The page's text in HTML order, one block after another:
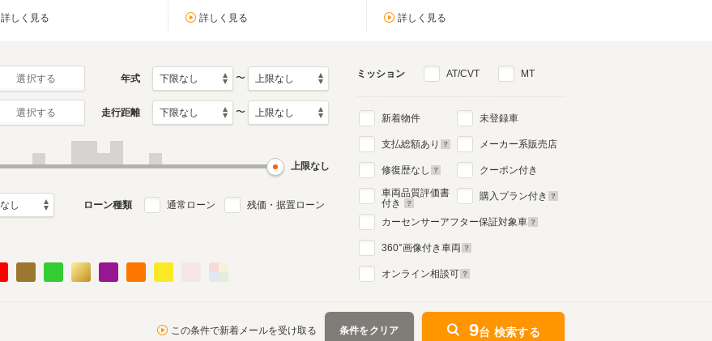
詳しく見る 詳しく見る 詳しく見る
選択する 年式 〜
選択する 走行距離 〜
上限なし
ローン種類 通常ローン 残価・据置ローン
ミッション AT/CVT MT
新着物件
支払総額あり
修復歴なし
車両品質評価書
付き
未登録車
メーカー系販売店
クーポン付き
購入プラン付き
カーセンサーアフター保証対象車
360°画像付き車両
オンライン相談可
この条件で新着メールを受け取る 条件をクリア 9台 検索する